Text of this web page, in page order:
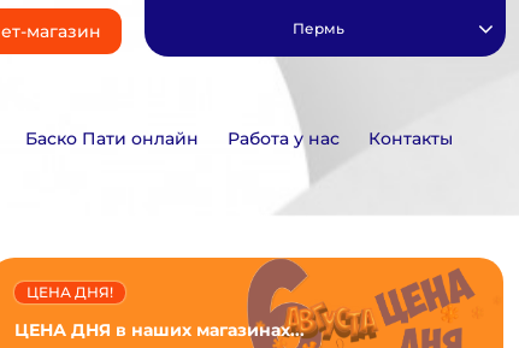
магазин Пермь
Баско Пати онлайн Работа у нас Контакты
ЦЕНА ДНЯ в наших магазинах...
ЦЕНА ДНЯ!